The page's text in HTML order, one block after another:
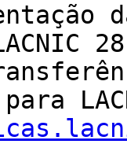
28